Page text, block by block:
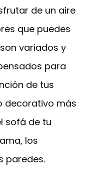
de un aire
que puedes
variados y
para
de tus
decorativo más
sofá de tu
los
paredes.